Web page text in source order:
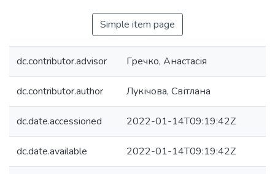
Simple item page
dc.contributor.advisor Гречко, Анастасія
dc.contributor.author Лукічова, Світлана
dc.date.accessioned 2022-01-14T09:19:42Z
dc.date.available 2022-01-14T09:19:42Z